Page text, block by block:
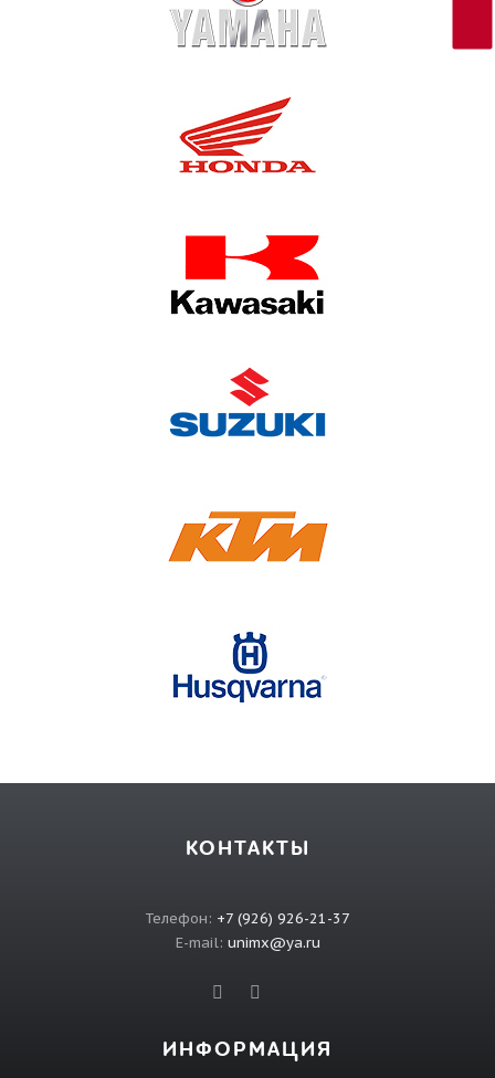
КОНТАКТЫ
Телефон: +7 (926) 926-21-37
E-mail: unimx@ya.ru
ИНФОРМАЦИЯ